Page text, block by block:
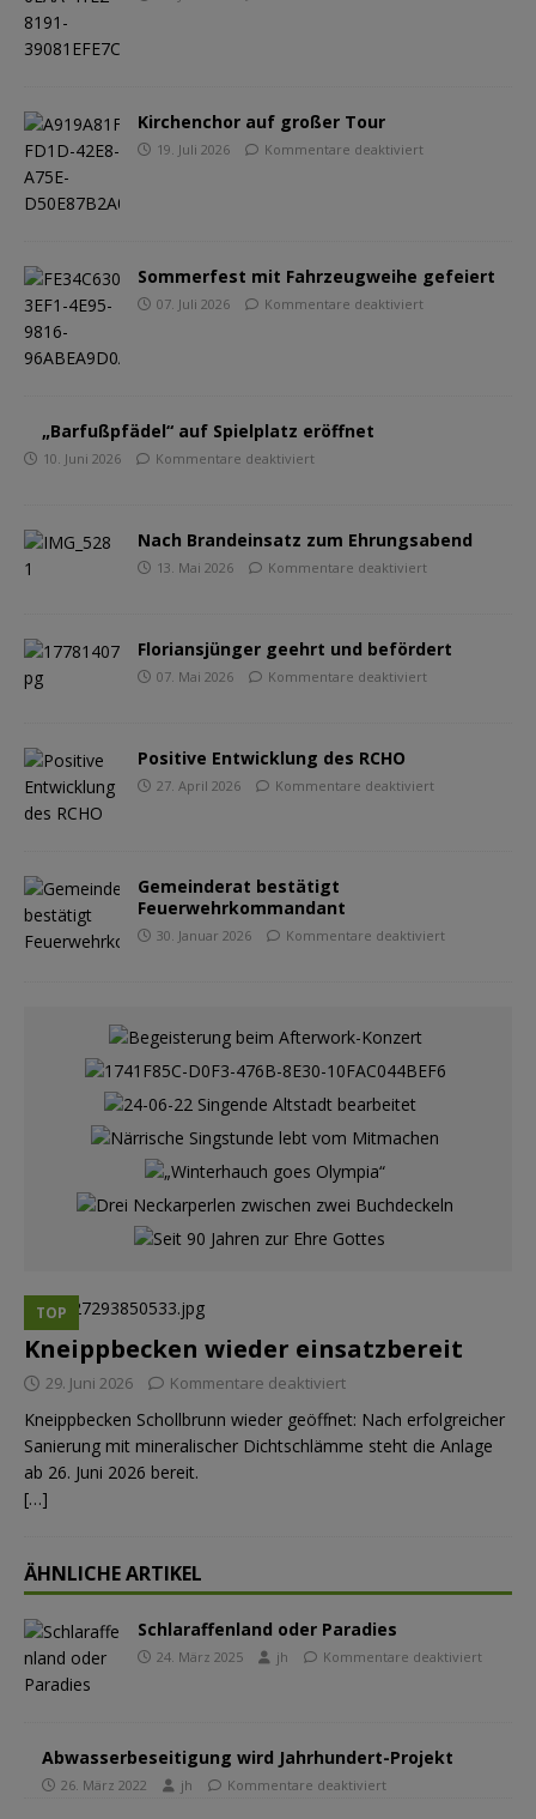
Kirchenchor auf großer Tour
19. Juli 2026 Kommentare deaktiviert
Sommerfest mit Fahrzeugweihe gefeiert
07. Juli 2026 Kommentare deaktiviert
„Barfußpfädel“ auf Spielplatz eröffnet
10. Juni 2026 Kommentare deaktiviert
Nach Brandeinsatz zum Ehrungsabend
13. Mai 2026 Kommentare deaktiviert
Floriansjünger geehrt und befördert
07. Mai 2026 Kommentare deaktiviert
Positive Entwicklung des RCHO
27. April 2026 Kommentare deaktiviert
Gemeinderat bestätigt
Feuerwehrkommandant
30. Januar 2026 Kommentare deaktiviert
TOP
Kneippbecken wieder einsatzbereit
29. Juni 2026 Kommentare deaktiviert
Kneippbecken Schollbrunn wieder geöffnet: Nach erfolgreicher
Sanierung mit mineralischer Dichtschlämme steht die Anlage
ab 26. Juni 2026 bereit.
[…]
ÄHNLICHE ARTIKEL
Schlaraffenland oder Paradies
24. März 2025 jh Kommentare deaktiviert
Abwasserbeseitigung wird Jahrhundert-Projekt
26. März 2022 jh Kommentare deaktiviert